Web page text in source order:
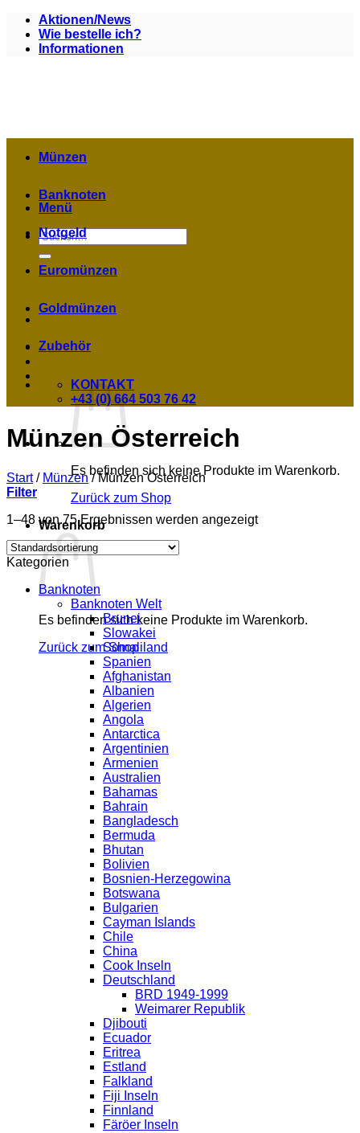
Zum
Inhalt
springen
Aktionen/News
Wie bestelle ich?
Informationen
Menü
Suchen
nach:
Es befinden sich keine Produkte im Warenkorb.
Zurück zum Shop
Warenkorb
Es befinden sich keine Produkte im Warenkorb.
Zurück zum Shop
Münzen
Banknoten
Notgeld
Euromünzen
Goldmünzen
Zubehör
KONTAKT
+43 (0) 664 503 76 42
Münzen Österreich
Start / Münzen /Münzen Österreich
Filter
1–48 von 75 Ergebnissen werden angezeigt
Kategorien
Banknoten
Banknoten Welt
Brunei
Slowakei
Somaliland
Spanien
Afghanistan
Albanien
Algerien
Angola
Antarctica
Argentinien
Armenien
Australien
Bahamas
Bahrain
Bangladesch
Bermuda
Bhutan
Bolivien
Bosnien-Herzegowina
Botswana
Bulgarien
Cayman Islands
Chile
China
Cook Inseln
Deutschland
BRD 1949-1999
Weimarer Republik
Djibouti
Ecuador
Eritrea
Estland
Falkland
Fiji Inseln
Finnland
Färöer Inseln